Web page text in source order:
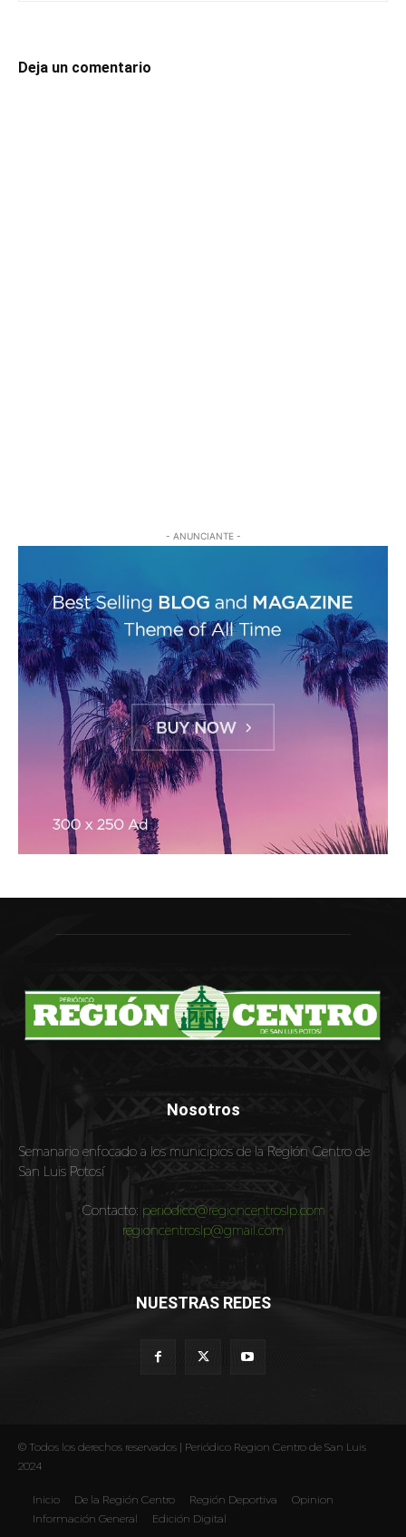
Deja un comentario
- ANUNCIANTE -
Nosotros
Semanario enfocado a los municipios de la Región Centro de
San Luis Potosí
Contacto: periodico@regioncentroslp.com
regioncentroslp@gmail.com
NUESTRAS REDES
© Todos los derechos reservados | Periódico Region Centro de San Luis
2024
Inicio De la Región Centro Región Deportiva
Opinion
Información General
Edición Digital